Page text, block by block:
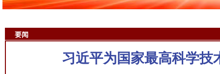
要闻
习近平为国家最高科学